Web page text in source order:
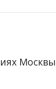
Москвы